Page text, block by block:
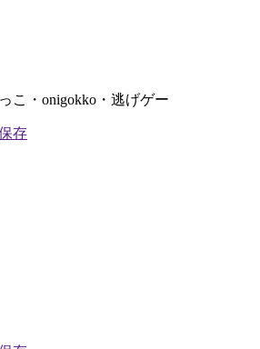
こ・onigokko・逃げゲー